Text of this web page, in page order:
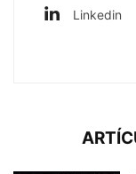
Linkedin